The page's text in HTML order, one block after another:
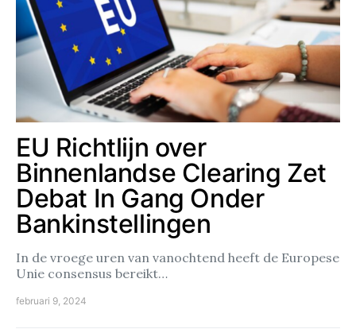
EU Richtlijn over
Binnenlandse Clearing Zet
Debat In Gang Onder
Bankinstellingen
In de vroege uren van vanochtend heeft de Europese
Unie consensus bereikt…
februari 9, 2024